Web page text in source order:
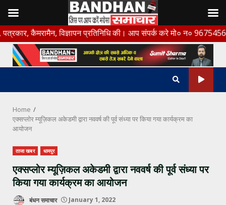
Skip
to
content
विज्ञापन प्रतिनिधि की। आप संपर्क करे मो० न० 9675456888
Home
एक्सप्लोर म्यूज़िकल अकेडमी द्वारा नववर्ष की पूर्व संध्या पर किया गया कार्यक्रम का
आयोजन
ताजा खबर धामपुर
एक्सप्लोर म्यूज़िकल अकेडमी द्वारा नववर्ष की पूर्व संध्या पर
किया गया कार्यक्रम का आयोजन
बंधन समाचार January 1, 2022